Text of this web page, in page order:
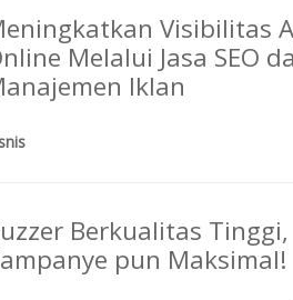
Visibilitas
Melalui Jasa SEO
Iklan
Berkualitas
pun Maksimal!